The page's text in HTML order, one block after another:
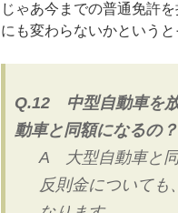
じゃあ今までの普通免許
にも変わらないかというと
Q.12 中型自動車を
動車と同額になるの？
A 大型自動車と
反則金についても